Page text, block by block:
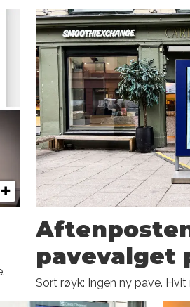
pavevalget
Sort røyk: Ingen ny pave. Hvit